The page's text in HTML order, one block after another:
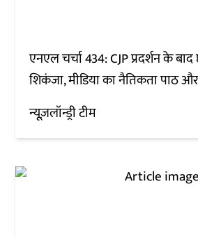
एनएल चर्चा 434: CJP प्रदर्शन के
शिकंजा, मीडिया का नैतिकता पाठ
न्यूज़लॉन्ड्री टीम